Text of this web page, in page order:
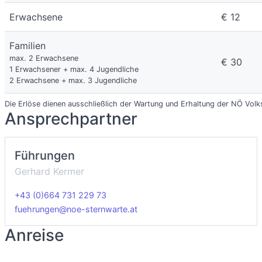
Erwachsene € 12
Familien
max. 2 Erwachsene
1 Erwachsener + max. 4 Jugendliche
2 Erwachsene + max. 3 Jugendliche
€ 30
Die Erlöse dienen ausschließlich der Wartung und Erhaltung der NÖ
Ansprechpartner
Führungen
Gerhard Kermer
+43 (0)664 731 229 73
fuehrungen@noe-sternwarte.at
Anreise